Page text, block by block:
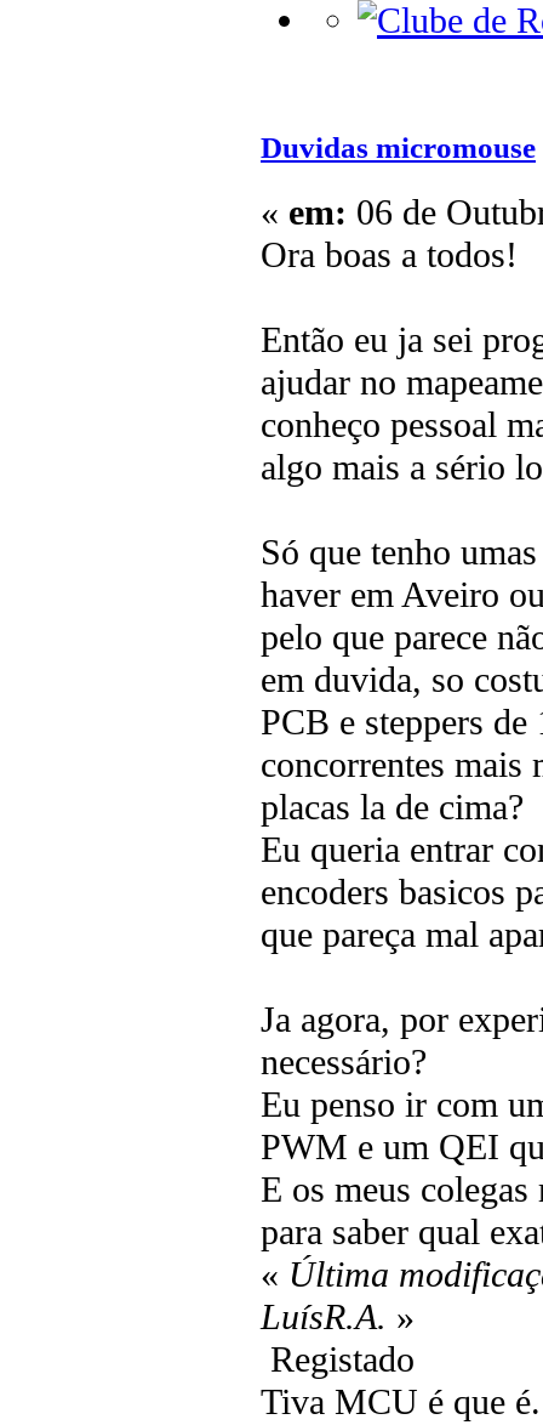
Duvidas micromouse
« em: 06 de
Ora boas a todos!
Então eu ja sei
ajudar no
conheço pessoal
algo mais a sério
Só que tenho
haver em Aveiro
pelo que parece
em duvida, so
PCB e steppers de
concorrentes mais
placas la de cima?
Eu queria entrar
encoders basicos
que pareça mal
Ja agora, por
necessário?
Eu penso ir com
PWM e um QEI
E os meus
para saber qual
« Última
LuísR.A. »
Registado
Tiva MCU é que é.